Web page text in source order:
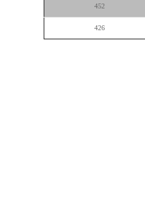
452
426